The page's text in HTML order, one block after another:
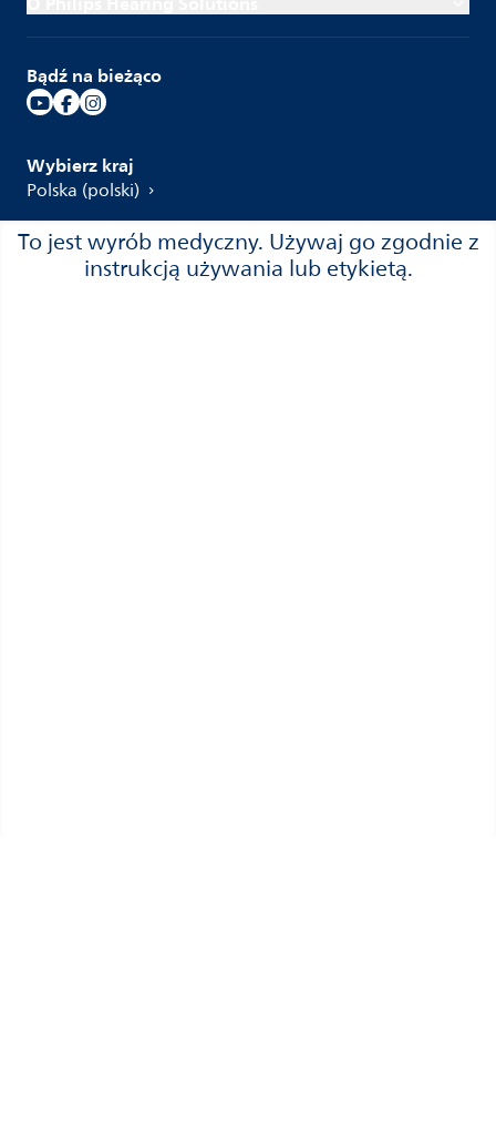
Bądź na bieżąco
Wybierz kraj
Polska (polski)
To jest wyrób medyczny. Używaj go zgodnie z
instrukcją używania lub etykietą.